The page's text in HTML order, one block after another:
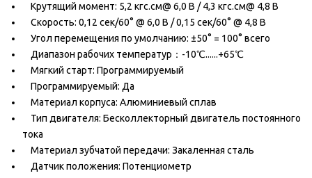
Крутящий момент: 5,2 кгс.см@ 6,0 В / 4,3 кгс.см@ 4,8 В
Скорость: 0,12 сек/60° @ 6,0 В / 0,15 сек/60° @ 4,8 В
Угол перемещения по умолчанию: ±50° = 100° всего
Диапазон рабочих температур：-10℃......+65℃
Мягкий старт: Программируемый
Программируемый: Да
Материал корпуса: Алюминиевый сплав
Тип двигателя: Бесколлекторный двигатель постоянного
тока
Материал зубчатой передачи: Закаленная сталь
Датчик положения: Потенциометр